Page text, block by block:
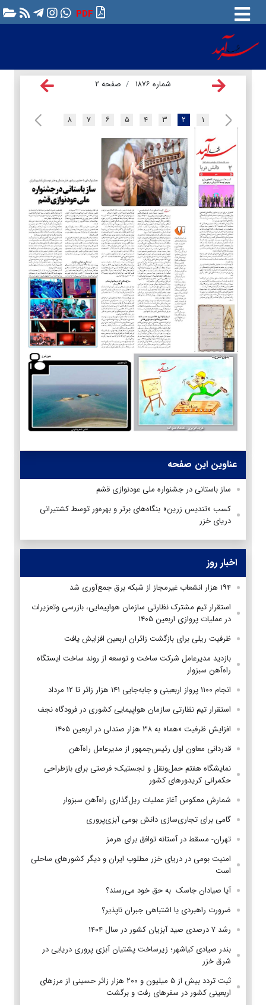
PDF
شماره ۱۸۷۶ صفحه ۲
۱ ۲ ۳ ۴ ۵ ۶ ۷ ۸
عناوین این صفحه
ساز باستانی در جشنواره ملی عودنوازی قشم
کسب «تندیس زرین» بنگاه‌های برتر و بهره‌ور توسط کشتیرانی
دریای خزر
اخبار روز
۱۹۴ هزار انشعاب غیرمجاز از شبکه برق جمع‌آوری شد
استقرار تیم مشترک نظارتی سازمان هواپیمایی، بازرسی وتعزیرات
در عملیات پروازی اربعین ۱۴۰۵
ظرفیت ریلی برای بازگشت زائران اربعین افزایش یافت
بازدید مدیرعامل شرکت ساخت و توسعه از روند ساخت ایستگاه
راه‌آهن سبزوار
انجام ۱۱۰۰ پرواز اربعینی و جابه‌جایی ۱۴۱ هزار زائر تا ۱۲ مرداد
استقرار تیم‌ نظارتی سازمان هواپیمایی کشوری در فرودگاه نجف
افزایش ظرفیت «هما» به ۳۸ هزار صندلی در اربعین ۱۴۰۵
قدردانی معاون اول رئیس‌جمهور از مدیرعامل راه‌آهن
نمایشگاه هفتم حمل‌ونقل و لجستیک؛ فرصتی برای بازطراحی
حکمرانی کریدورهای کشور
شمارش معکوس آغاز عملیات ریل‌گذاری راه‌آهن سبزوار
گامی برای تجاری‌سازی دانش بومی آبزی‌پروری
تهران- مسقط در آستانه توافق برای هرمز
امنیت بومی در دریای خزر مطلوب ایران و دیگر کشورهای ساحلی
است
آیا صیادان جاسک به حق خود می‌رسند؟
ضرورت راهبردی یا اشتباهی جبران ناپذیر؟
رشد ۷ درصدی صید آبزیان کشور در سال ۱۴۰۴
بندر صیادی کیاشهر؛ زیرساخت پشتیان آبزی پروری دریایی در
شرق خزر
ثبت تردد بیش از ۵ میلیون و ۲۰۰ هزار زائر حسینی از مرزهای
اربعینی کشور در سفرهای رفت و برگشت